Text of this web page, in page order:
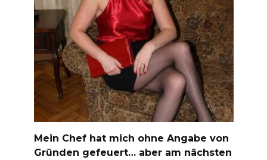
Mein Chef hat mich ohne Angabe von
Gründen gefeuert… aber am nächsten